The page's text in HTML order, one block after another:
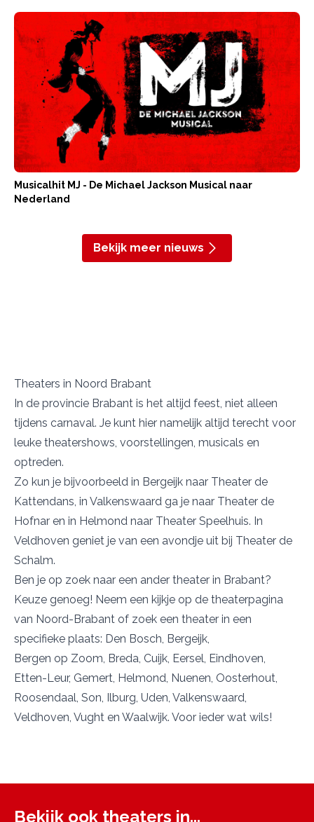
Musicalhit MJ - De Michael Jackson Musical naar
Nederland
Bekijk meer nieuws
Theaters in Noord Brabant
In de provincie Brabant is het altijd feest, niet alleen
tijdens carnaval. Je kunt hier namelijk altijd terecht voor
leuke theatershows, voorstellingen, musicals en
optreden.
Zo kun je bijvoorbeeld in Bergeijk naar Theater de
Kattendans, in Valkenswaard ga je naar Theater de
Hofnar en in Helmond naar Theater Speelhuis. In
Veldhoven geniet je van een avondje uit bij Theater de
Schalm.
Ben je op zoek naar een ander theater in Brabant?
Keuze genoeg! Neem een kijkje op de theaterpagina
van Noord-Brabant of zoek een theater in een
specifieke plaats: Den Bosch, Bergeijk,
Bergen op Zoom, Breda, Cuijk, Eersel, Eindhoven,
Etten-Leur, Gemert, Helmond, Nuenen, Oosterhout,
Roosendaal, Son, Ilburg, Uden, Valkenswaard,
Veldhoven, Vught en Waalwijk. Voor ieder wat wils!
Bekijk ook theaters in...